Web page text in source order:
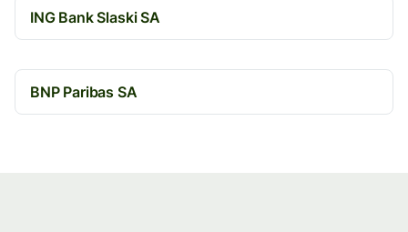
ING Bank Slaski SA
BNP Paribas SA